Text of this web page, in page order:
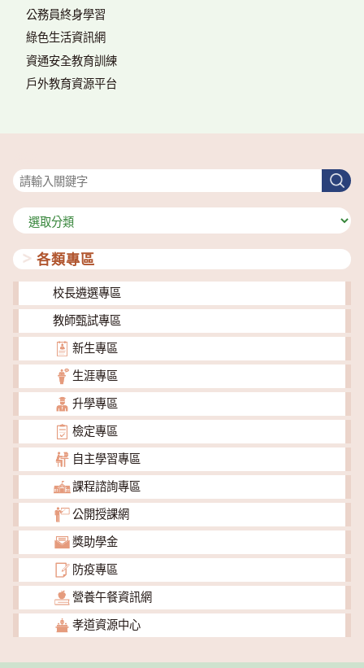
公務員終身學習
綠色生活資訊網
資通安全教育訓練
戶外教育資源平台
搜
尋
分
類
各類專區
校長遴選專區
教師甄試專區
新生專區
生涯專區
升學專區
檢定專區
自主學習專區
課程諮詢專區
公開授課網
獎助學金
防疫專區
營養午餐資訊網
孝道資源中心